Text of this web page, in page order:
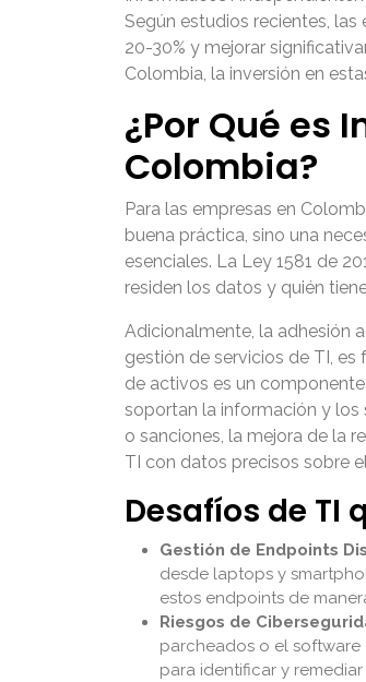
Según estudios recientes,
20-30% y mejorar
Colombia, la inversión en
¿Por Qué es
Colombia?
Para las empresas en
buena práctica, sino una
esenciales. La Ley 1581 de
residen los datos y quién
Adicionalmente, la adhesión
gestión de servicios de TI,
de activos es un
soportan la información y los
o sanciones, la mejora de la
TI con datos precisos sobre
Desafíos de TI
Gestión de Endpoints
desde laptops y
estos endpoints de
Riesgos de
parcheados o el
para identificar y